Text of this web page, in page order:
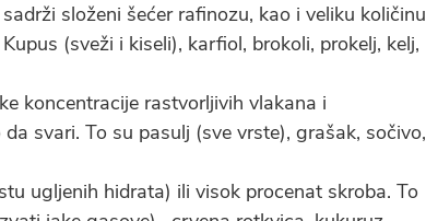
složeni šećer rafinozu, kao i veliku količinu
(sveži i kiseli), karfiol, brokoli, prokelj, kelj,
koncentracije rastvorljivih vlakana i
svari. To su pasulj (sve vrste), grašak, sočivo,
ugljenih hidrata) ili visok procenat skroba. To